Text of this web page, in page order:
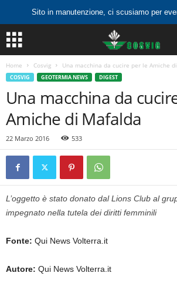
Sito in manutenzione, ci scusiamo per
Home Cosvig Una macchina da cucire per le Amiche
COSVIG GEOTERMIA NEWS DIGEST
Una macchina da
Amiche di Mafalda
22 Marzo 2016 533
L’oggetto è stato donato dal Lions Club al
impegnato nella tutela dei diritti femminili
Fonte: Qui News Volterra.it
Autore: Qui News Volterra.it